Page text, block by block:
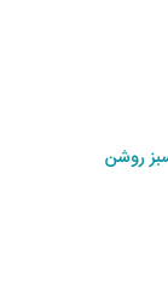
روشن